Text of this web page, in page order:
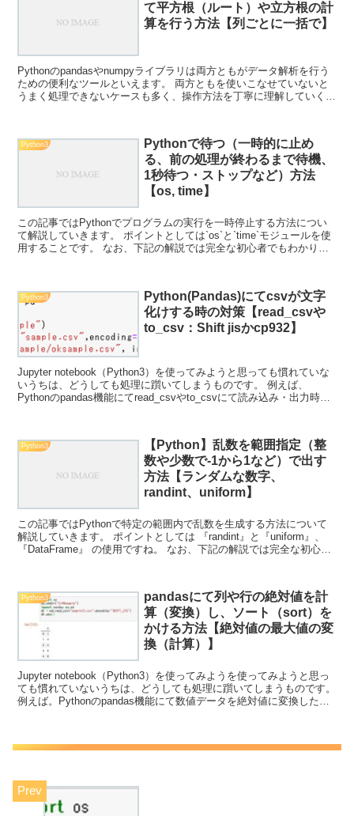
て平方根（ルート）や立方根の計
算を行う方法【列ごとに一括で】
Pythonのpandasやnumpyライブラリは両方ともがデータ解析を行う
ための便利なツールといえます。 両方ともを使いこなせていないと
うまく処理できないケースも多く、操作方法を丁寧に理解していく必
Python3
Pythonで待つ（一時的に止め
る、前の処理が終わるまで待機、
1秒待つ・ストップなど）方法
【os, time】
この記事ではPythonでプログラムの実行を一時停止する方法につい
て解説していきます。 ポイントとしては`os`と`time`モジュールを使
用することです。 なお、下記の解説では完全な初心者でもわかりや
Python3
Python(Pandas)にてcsvが文字
化けする時の対策【read_csvや
to_csv：Shift jisかcp932】
Jupyter notebook（Python3）を使ってみようと思っても慣れていな
いうちは、どうしても処理に躓いてしまうものです。 例えば、
Pythonのpandas機能にてread_csvやto_csvにて読み込み・出力時に
Python3
【Python】乱数を範囲指定（整
数や少数で-1から1など）で出す
方法【ランダムな数字、
randint、uniform】
この記事ではPythonで特定の範囲内で乱数を生成する方法について
解説していきます。 ポイントとしては 『randint』と『uniform』、
『DataFrame』 の使用ですね。 なお、下記の解説では完全な初心者
Python3
pandasにて列や行の絶対値を計
算（変換）し、ソート（sort）を
かける方法【絶対値の最大値の変
換（計算）】
Jupyter notebook（Python3）を使ってみようを使ってみようと思っ
ても慣れていないうちは、どうしても処理に躓いてしまうものです。
例えば。Pythonのpandas機能にて数値データを絶対値に変換した